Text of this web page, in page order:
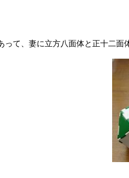
て、妻に立方八面体と正十二面